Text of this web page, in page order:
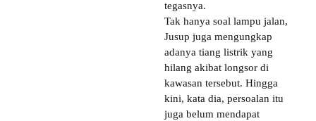
tegasnya.
Tak hanya soal lampu jalan,
Jusup juga mengungkap
adanya tiang listrik yang
hilang akibat longsor di
kawasan tersebut. Hingga
kini, kata dia, persoalan itu
juga belum mendapat